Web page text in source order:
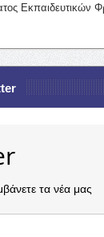
Εκπαιδευτικών
τα νέα μας